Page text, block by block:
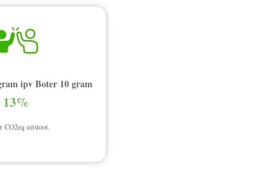
ipv Boter 10 gram
13%
CO2eq uitstoot.